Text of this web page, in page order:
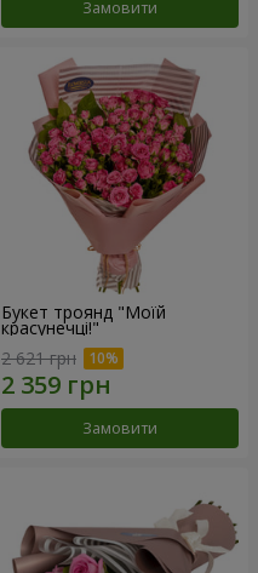
Замовити
Букет троянд "Моїй
красунечці!"
2 621 грн
Замовити